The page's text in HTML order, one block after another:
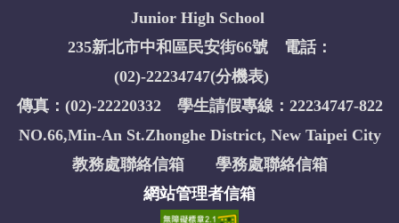
Junior High School
235新北市中和區民安街66號 電話：
(02)-22234747(分機表)
傳真：(02)-22220332 學生請假專線：22234747-822
NO.66,Min-An St.Zhonghe District, New Taipei City
教務處聯絡信箱
學務處聯絡信箱
網站管理者信箱